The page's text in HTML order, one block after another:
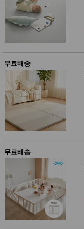
무료배송
무료배송